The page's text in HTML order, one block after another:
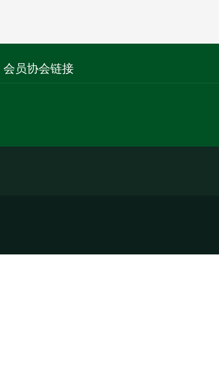
会员协会链接